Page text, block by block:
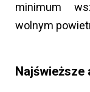
minimum
wolnym
Najświeższe